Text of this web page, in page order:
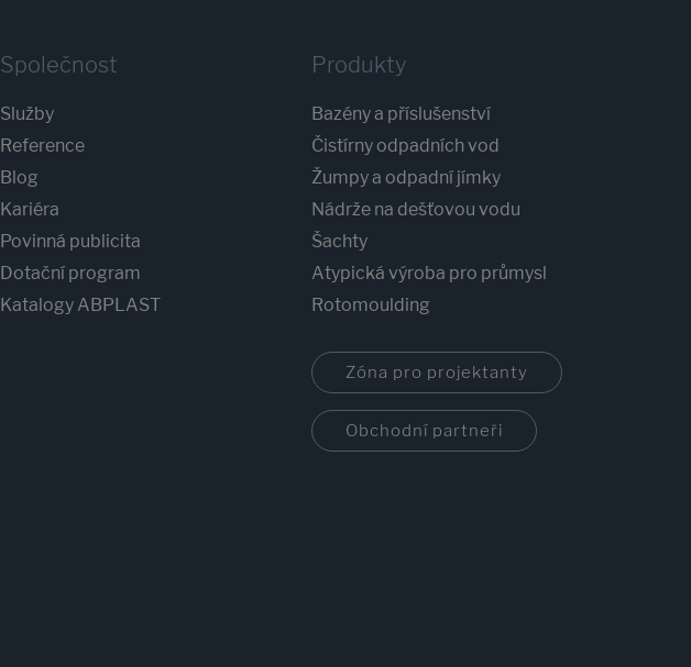
Společnost
Služby
Reference
Blog
Kariéra
Povinná publicita
Dotační program
Katalogy ABPLAST
Produkty
Bazény a příslušenství
Čistírny odpadních vod
Žumpy a odpadní jímky
Nádrže na dešťovou vodu
Šachty
Atypická výroba pro průmysl
Rotomoulding
Zóna pro projektanty
Obchodní partneři